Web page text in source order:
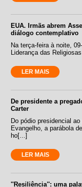
EUA. Irmãs abrem
diálogo contemplativo
Na terça-feira à noite,
Liderança das
LER MAIS
De presidente a
Carter
Do pódio presidencial
Evangelho, a parábola
ho[...]
LER MAIS
''Resiliência'': uma